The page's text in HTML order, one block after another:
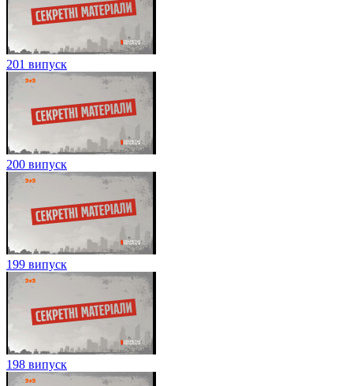
201 випуск
200 випуск
199 випуск
198 випуск